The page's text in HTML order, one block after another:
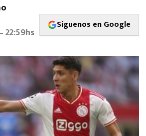
22:59hs
Síguenos en Google